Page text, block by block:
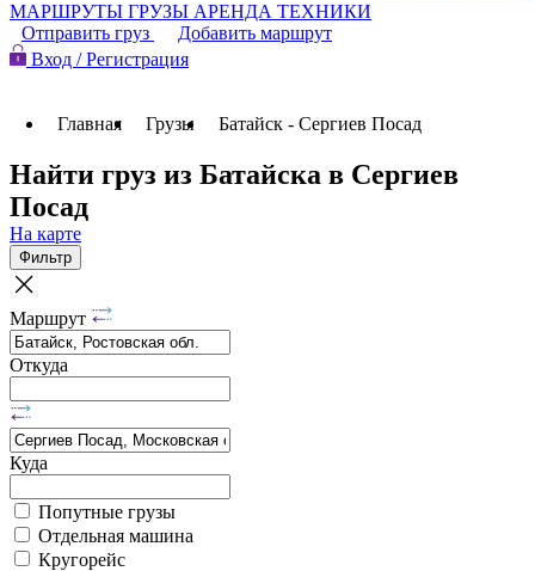
МАРШРУТЫ ГРУЗЫ АРЕНДА ТЕХНИКИ
Отправить груз
Добавить маршрут
Вход / Регистрация
Главная Грузы Батайск - Сергиев Посад
Найти груз из Батайска в Сергиев
Посад
На карте
Фильтр
Маршрут
Откуда
Куда
Попутные грузы
Отдельная машина
Кругорейс